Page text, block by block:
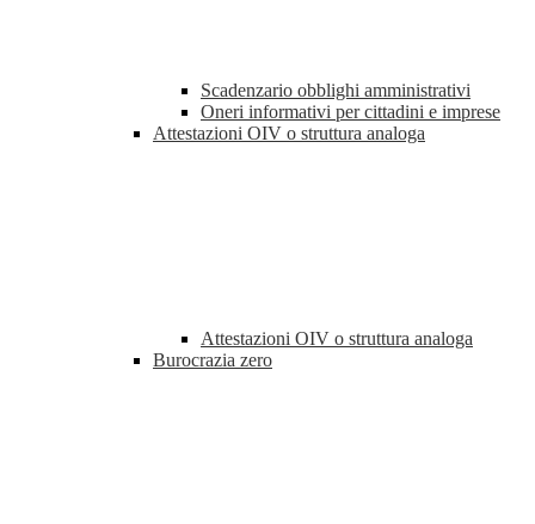
Scadenzario obblighi amministrativi
Oneri informativi per cittadini e imprese
Attestazioni OIV o struttura analoga
Attestazioni OIV o struttura analoga
Burocrazia zero